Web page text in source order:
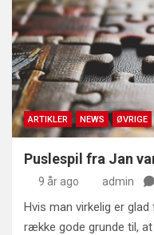
ARTIKLER NEWS ØVRIGE
Puslespil fra Jan
9 år ago admin
Hvis man virkelig er
række gode grunde til,